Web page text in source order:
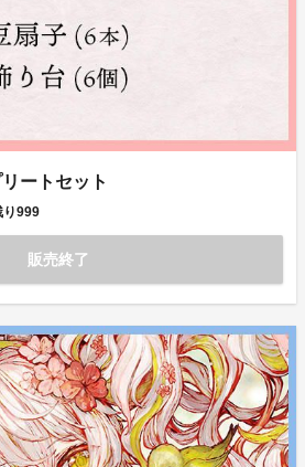
ートセット
999
販売終了